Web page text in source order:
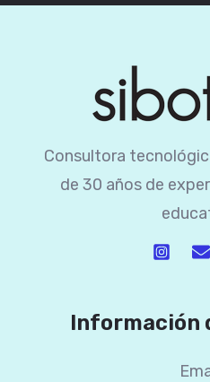
Consultora
de 30 años de
Información